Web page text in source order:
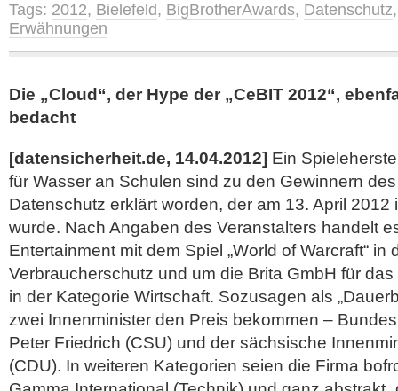
Tags: 2012, Bielefeld, BigBrotherAwards, Datenschutz
Erwähnungen
Die „Cloud“, der Hype der „CeBIT 2012“,
bedacht
[datensicherheit.de, 14.04.2012] Ein
für Wasser an Schulen sind zu den Gewinnern
Datenschutz erklärt worden, der am 13. April 2012
wurde. Nach Angaben des Veranstalters handelt
Entertainment mit dem Spiel „World of Warcraft“ in
Verbraucherschutz und um die Brita GmbH für das
in der Kategorie Wirtschaft. Sozusagen als
zwei Innenminister den Preis bekommen –
Peter Friedrich (CSU) und der sächsische
(CDU). In weiteren Kategorien seien die Firma